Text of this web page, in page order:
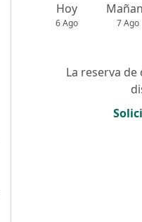
Hoy
6 Ago 7 Ago
La reserva